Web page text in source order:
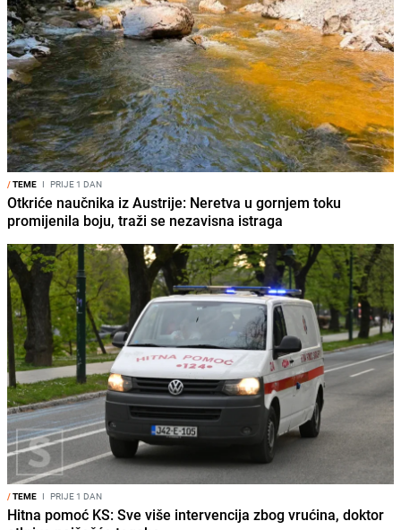
/TEME I PRIJE 1 DAN
Otkriće naučnika iz Austrije: Neretva u gornjem toku
promijenila boju, traži se nezavisna istraga
/TEME I PRIJE 1 DAN
Hitna pomoć KS: Sve više intervencija zbog vrućina, doktor